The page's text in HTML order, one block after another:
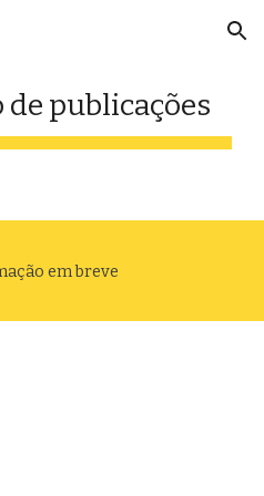
Skip to navigation
de publicações
em breve